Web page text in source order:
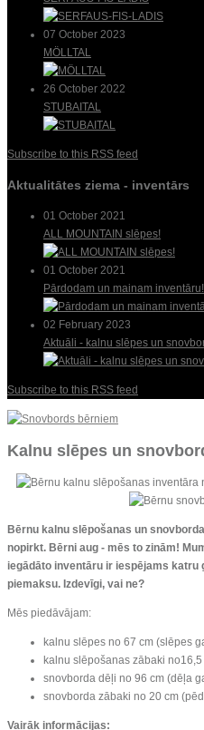
07 October 2023
MÖLLTAL
26 October 2022
STUBAITAL
Subscribe to this RSS feed
Aktualitātes ziema - inventārs
01 October 2021
ALL MOUNTAIN slēpes!
01 October 2021
Pārdodam un mainam inventāru!
02 February 2023
Aktuāli - kalnu slēpes un
Subscribe to this RSS feed
Kalnu slēpes un
Bērnu kalnu slēpošanas un
nopirkt. Bērni aug - mēs to zinām!
iegādāto inventāru ir iespējams katru
piemaksu. Izdevīgi, vai ne?
Mēs piedāvājam:
kalnu slēpes no 67 cm (slēpes
kalnu slēpošanas zābaki
snovborda dēļi no 96 cm (dēļa
snovborda zābaki no 20 cm
Vairāk informācijas: